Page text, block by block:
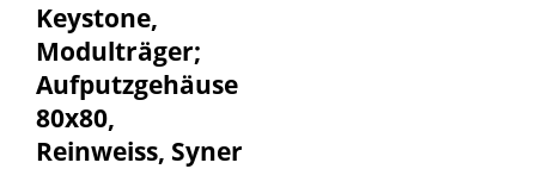
Keystone,
Modulträger;
Aufputzgehäuse
80x80,
Reinweiss, Syner